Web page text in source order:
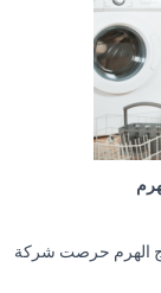
الهرم حرصت شركة